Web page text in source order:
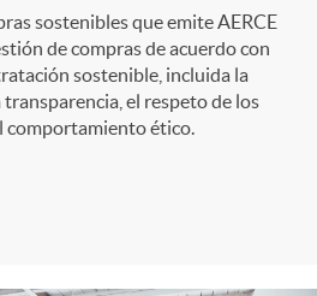
sostenibles que emite AERCE
de compras de acuerdo con
sostenible, incluida la
el respeto de los
comportamiento ético.